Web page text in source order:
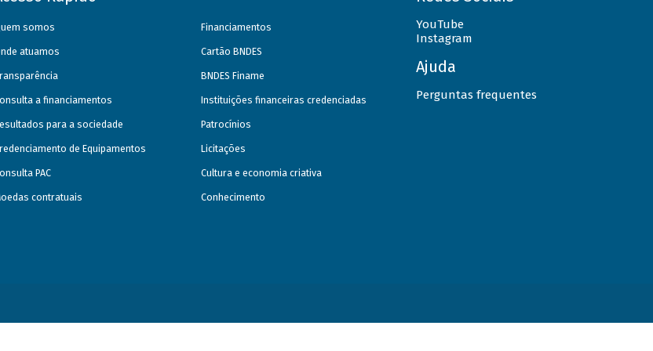
somos
atuamos
a financiamentos
para a sociedade
de Equipamentos
PAC
contratuais
Financiamentos
Cartão BNDES
BNDES Finame
Instituições financeiras credenciadas
Patrocínios
Licitações
Cultura e economia criativa
Conhecimento
YouTube
Instagram
Ajuda
Perguntas frequentes